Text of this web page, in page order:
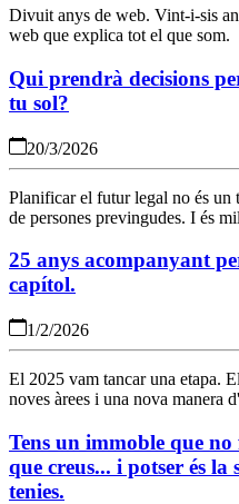
Divuit anys de web. Vint-i-sis
web que explica tot el que som.
Qui prendrà decisions
tu sol?
20/3/2026
Planificar el futur legal no és un
de persones previngudes. I és
25 anys acompanyant
capítol.
1/2/2026
El 2025 vam tancar una etapa.
noves àrees i una nova manera
Tens un immoble que no
que creus... i potser és la
tenies.